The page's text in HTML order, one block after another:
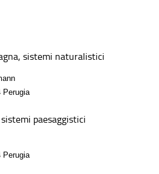
sistemi naturalistici
Perugia
paesaggistici
Perugia